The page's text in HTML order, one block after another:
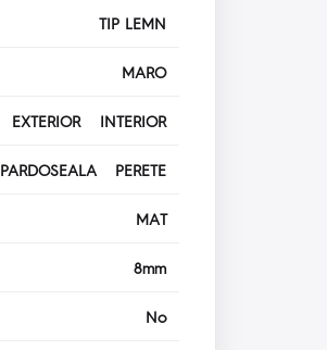
TIP LEMN
MARO
EXTERIOR INTERIOR
PARDOSEALA PERETE
MAT
8mm
No